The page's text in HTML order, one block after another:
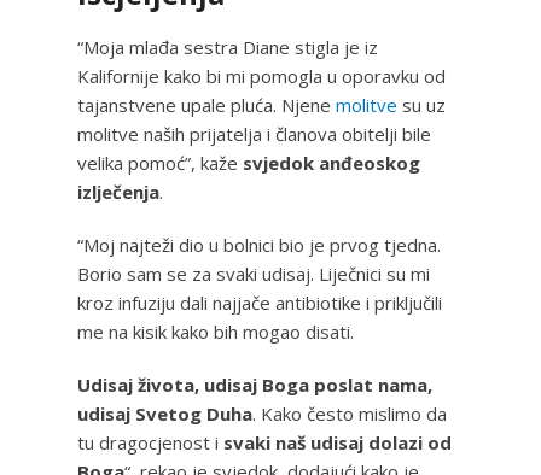
“Moja mlađa sestra Diane stigla je iz
Kalifornije kako bi mi pomogla u oporavku od
tajanstvene upale pluća. Njene molitve su uz
molitve naših prijatelja i članova obitelji bile
velika pomoć”, kaže svjedok anđeoskog
izlječenja.
“Moj najteži dio u bolnici bio je prvog tjedna.
Borio sam se za svaki udisaj. Liječnici su mi
kroz infuziju dali najjače antibiotike i priključili
me na kisik kako bih mogao disati.
Udisaj života, udisaj Boga poslat nama,
udisaj Svetog Duha. Kako često mislimo da
tu dragocjenost i svaki naš udisaj dolazi od